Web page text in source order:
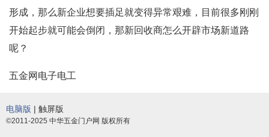
形成，那么新企业想要插足就变得异常艰难，目前很多刚刚
开始起步就可能会倒闭，那新回收商怎么开辟市场新道路
呢？
五金网电子电工
电脑版 | 触屏版
©2011-2025 中华五金门户网 版权所有